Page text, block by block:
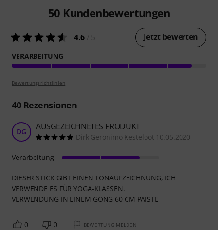
50 Kundenbewertungen
4.6 Jetzt bewerten
VERARBEITUNG
Bewertungsrichtlinien
40Rezensionen
DG AUSGEZEICHNETES PRODUKT
Dirk Geronimo Kesteloot 10.05.2020
DIESER STICK GIBT EINEN TONAUFZEICHNUNG, ICH
VERWENDE ES FÜR YOGA-KLASSEN.
VERWENDUNG IN EINEM GONG 60 CM PAISTE
Verarbeitung
0 0 BEWERTUNG MELDEN